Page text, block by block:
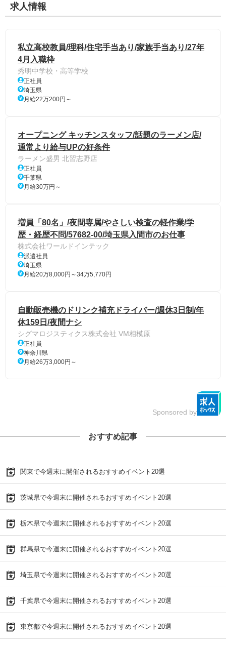
求人情報
私立高校教員/理科/住宅手当あり/家族手当あり/27年
4月入職枠
秀明中学校・高等学校
正社員
埼玉県
月給22万200円～
オープニング キッチンスタッフ/話題のラーメン店/
通常より給与UPの好条件
ラーメン盛男 北習志野店
正社員
千葉県
月給30万円～
増員「80名」/夜間専属/やさしい検査の軽作業/学
歴・経歴不問/57682-00/埼玉県入間市のお仕事
株式会社ワールドインテック
派遣社員
埼玉県
月給20万8,000円～34万5,770円
自動販売機のドリンク補充ドライバー/週休3日制/年
休159日/夜間ナシ
シグマロジスティクス株式会社 VM相模原
正社員
神奈川県
月給26万3,000円～
Sponsored by
おすすめ記事
関東で今週末に開催されるおすすめイベント20選
茨城県で今週末に開催されるおすすめイベント20選
栃木県で今週末に開催されるおすすめイベント20選
群馬県で今週末に開催されるおすすめイベント20選
埼玉県で今週末に開催されるおすすめイベント20選
千葉県で今週末に開催されるおすすめイベント20選
東京都で今週末に開催されるおすすめイベント20選